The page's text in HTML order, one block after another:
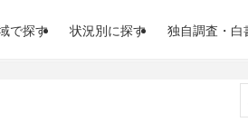
で探す 状況別に探す 独自調査・白